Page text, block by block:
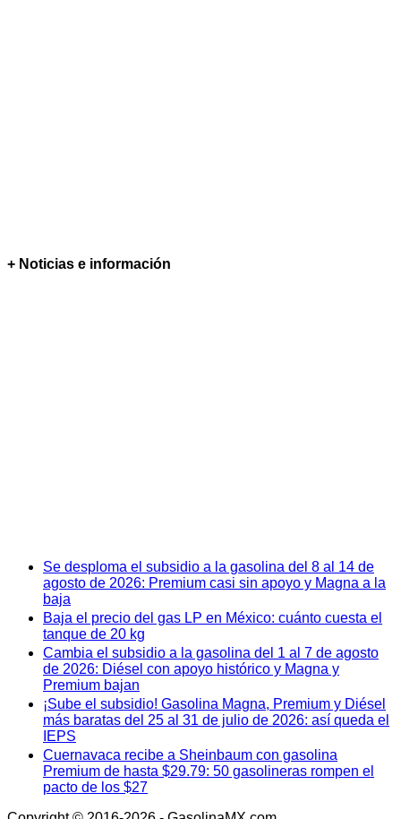
+ Noticias e información
Se desploma el subsidio a la gasolina del 8 al 14 de
agosto de 2026: Premium casi sin apoyo y Magna a la
baja
Baja el precio del gas LP en México: cuánto cuesta el
tanque de 20 kg
Cambia el subsidio a la gasolina del 1 al 7 de agosto
de 2026: Diésel con apoyo histórico y Magna y
Premium bajan
¡Sube el subsidio! Gasolina Magna, Premium y Diésel
más baratas del 25 al 31 de julio de 2026: así queda el
IEPS
Cuernavaca recibe a Sheinbaum con gasolina
Premium de hasta $29.79: 50 gasolineras rompen el
pacto de los $27